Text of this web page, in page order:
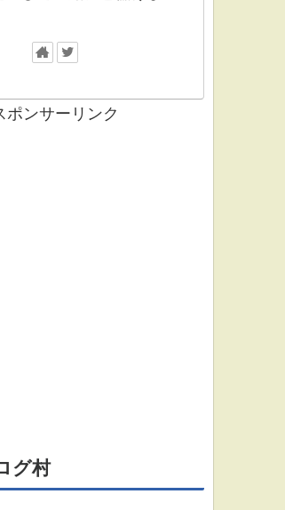
ポンサーリンク
グ村